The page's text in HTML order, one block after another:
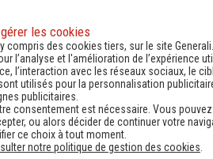
amovibles
100 %
les cookies
compris des cookies tiers, sur le site
l’analyse et l'amélioration de l’expérience
l’interaction avec les réseaux sociaux, le
utilisés pour la personnalisation
publicitaires.
consentement est nécessaire. Vous
ou alors décider de continuer votre
ce choix à tout moment.
notre politique de gestion des cookies